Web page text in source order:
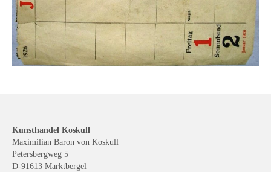
Kunsthandel Koskull
Maximilian Baron von Koskull
Petersbergweg 5
D-91613 Marktbergel